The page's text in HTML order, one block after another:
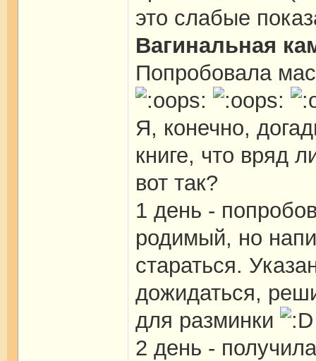
это слабые
Вагинальная
Попробовала
Я, конечно,
книге, что вряд
вот так?
1 день -
родимый, но
стараться.
дожидаться,
для разминки
2 день -